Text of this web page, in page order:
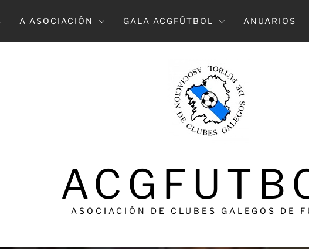
A ASOCIACIÓN GALA ACGFÚTBOL ANUARIOS
ASOCIACIÓN DE CLUBES GALEGOS DE